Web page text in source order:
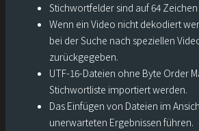
Stichwortfelder sind auf 64
Wenn ein Video nicht dekodiert
bei der Suche nach speziellen
zurückgegeben.
UTF-16-Dateien ohne Byte Order
Stichwortliste importiert werden.
Das Einfügen von Dateien im
unerwarteten Ergebnissen führen.